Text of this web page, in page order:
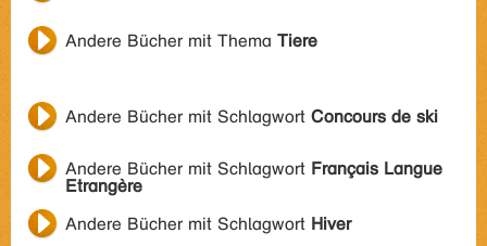
Andere Bücher mit Thema Tiere
Andere Bücher mit Schlagwort Concours de ski
Andere Bücher mit Schlagwort Français Langue
Etrangère
Andere Bücher mit Schlagwort Hiver